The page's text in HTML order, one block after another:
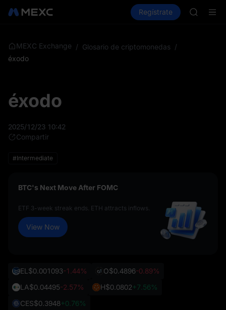
Mercados Spot Futuros
Regístrate
LLY
MEXC Exchange / Glosario de criptomonedas /
éxodo
éxodo
2025/12/23 10:42
Compartir
#Intermediate
BTC's Next Move After FOMC
ETF 3-week streak ends. ETH attracts inflows.
View Now
EL $0.001093-1.44% O$0.4896-0.89%
LA$0.04495-2.57% H$0.0802+7.56%
CES$0.3948+0.76%